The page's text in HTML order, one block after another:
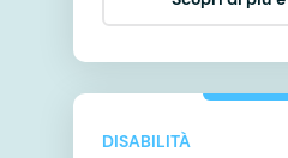
DISABILITÀ